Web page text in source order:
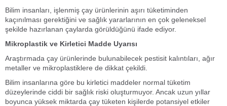
Bilim insanları, işlenmiş çay ürünlerinin aşırı tüketiminden
kaçınılması gerektiğini ve sağlık yararlarının en çok geleneksel
şekilde hazırlanan çaylarda görüldüğünü ifade ediyor.
Mikroplastik ve Kirletici Madde Uyarısı
Araştırmada çay ürünlerinde bulunabilecek pestisit kalıntıları, ağır
metaller ve mikroplastiklere de dikkat çekildi.
Bilim insanlarına göre bu kirletici maddeler normal tüketim
düzeylerinde ciddi bir sağlık riski oluşturmuyor. Ancak uzun yıllar
boyunca yüksek miktarda çay tüketen kişilerde potansiyel etkiler